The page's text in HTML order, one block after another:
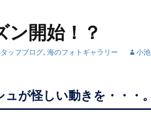
ン開始！？
ッフブログ, 海のフォトギャラリー 小池
が怪しい動きを・・・。